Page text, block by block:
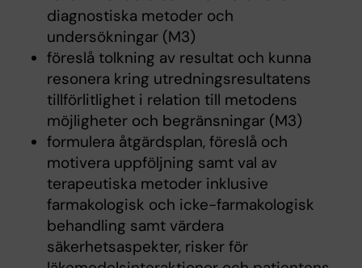
diagnostiska metoder och
undersökningar (M3)
föreslå tolkning av resultat och kunna
resonera kring utredningsresultatens
tillförlitlighet i relation till metodens
möjligheter och begränsningar (M3)
formulera åtgärdsplan, föreslå och
motivera uppföljning samt val av
terapeutiska metoder inklusive
farmakologisk och icke-farmakologisk
behandling samt värdera
säkerhetsaspekter, risker för